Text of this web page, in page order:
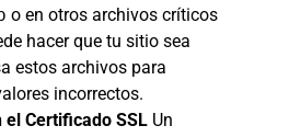
o en otros archivos críticos
hacer que tu sitio sea
estos archivos para
incorrectos.
Certificado SSL Un